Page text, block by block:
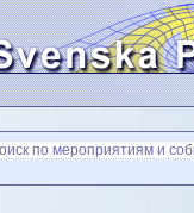
по мероприятиям и